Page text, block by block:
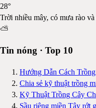
28°
Trời nhiều mây, có mưa rào
⛅
Tin nóng · Top 10
Hướng Dẫn Cách
Chia sẻ kỹ thuật trồng
Kỹ Thuật Trồng Cây
Sầu riêng miền Tây rớt